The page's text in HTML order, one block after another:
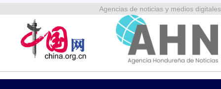
Agencias de noticias y medios digitales